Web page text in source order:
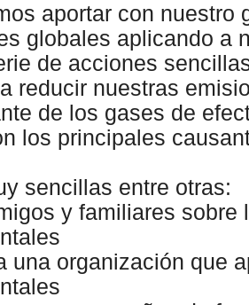
aportar con nuestro
globales aplicando a
de acciones
reducir nuestras
de los gases de
los principales
sencillas entre otras:
y familiares sobre
una organización que